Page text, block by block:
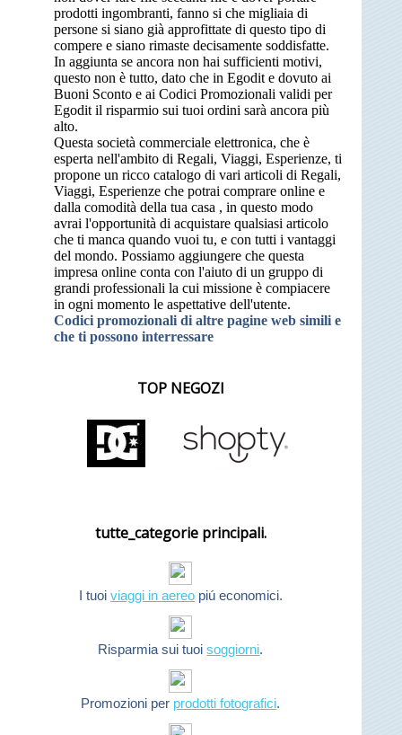
prodotti ingombranti, fanno si che migliaia di
persone si siano già approfittate di questo tipo di
compere e siano rimaste decisamente soddisfatte.
In aggiunta se ancora non hai sufficienti motivi,
questo non è tutto, dato che in Egodit e dovuto ai
Buoni Sconto e ai Codici Promozionali validi per
Egodit il risparmio sui tuoi ordini sarà ancora più
alto.
Questa società commerciale elettronica, che è
esperta nell'ambito di Regali, Viaggi, Esperienze, ti
propone un ricco catalogo di vari articoli di Regali,
Viaggi, Esperienze che potrai comprare online e
dalla comodità della tua casa , in questo modo
avrai l'opportunità di acquistare qualsiasi articolo
che ti manca quando vuoi tu, e con tutti i vantaggi
del mondo. Possiamo aggiungere che questa
impresa online conta con l'aiuto di un gruppo di
grandi professionali la cui missione è compiacere
in ogni momento le aspettative dell'utente.
Codici promozionali di altre pagine web simili e
che ti possono interressare
TOP NEGOZI
tutte_categorie principali.
I tuoi viaggi in aereopiú economici.
Risparmia sui tuoisoggiorni.
Promozioni per prodotti fotografici.